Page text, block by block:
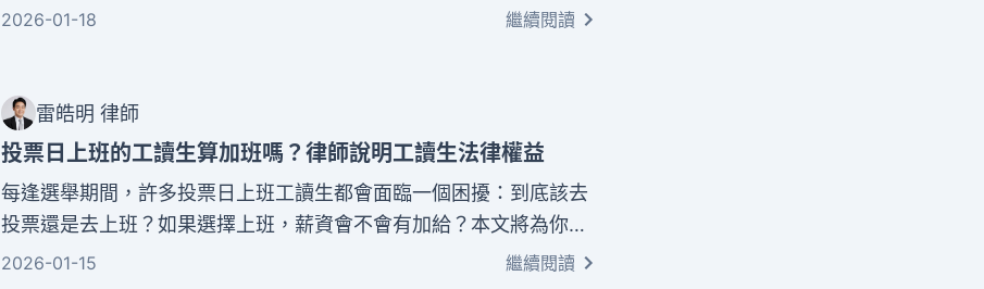
益，雇主必須依法給予，不能任意拒絕。本文將為您完整解析勞工年
2026-01-18 繼續閱讀
雷皓明 律師
​​投票日上班的工讀生算加班嗎？律師說明工讀生法律權益
每逢選舉期間，許多投票日上班工讀生都會面臨一個困擾：到底該去
投票還是去上班？如果選擇上班，薪資會不會有加給？本文將為你完
整解析勞動部規定的投票日勞工權益，包括工讀生的法律地位、薪資
2026-01-15 繼續閱讀